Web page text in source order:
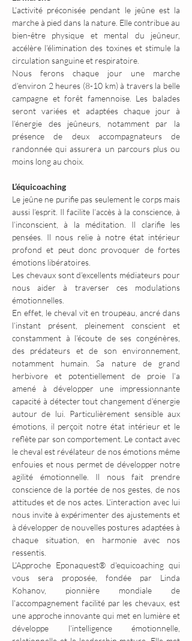
L’activité préconisée pendant le jeûne est la
marche à pied dans la nature. Elle contribue au
bien-être physique et mental du jeûneur,
accélère l’élimination des toxines et stimule la
circulation sanguine et respiratoire.
Nous ferons chaque jour une marche
d’environ 2 heures (8-10 km) à travers la belle
campagne et forêt famennoise. Les balades
seront variées et adaptées chaque jour à
l’énergie des jeûneurs, notamment par la
présence de deux accompagnateurs de
randonnée qui assurera un parcours plus ou
moins long au choix.
L’équicoaching
Le jeûne ne purifie pas seulement le corps mais
aussi l’esprit. Il facilite l’accès à la conscience, à
l’inconscient, à la méditation. Il clarifie les
pensées. Il nous relie à notre état intérieur
profond et peut donc provoquer de fortes
émotions libératoires.
Les chevaux sont d’excellents médiateurs pour
nous aider à traverser ces modulations
émotionnelles.
En effet, le cheval vit en troupeau, ancré dans
l’instant présent, pleinement conscient et
constamment à l’écoute de ses congénères,
des prédateurs et de son environnement,
notamment humain. Sa nature de grand
herbivore et potentiellement de proie l’a
amené à développer une impressionnante
capacité à détecter tout changement d’énergie
autour de lui. Particulièrement sensible aux
émotions, il perçoit notre état intérieur et le
reflète par son comportement. Le contact avec
le cheval est révélateur de nos émotions même
enfouies et nous permet de développer notre
agilité émotionnelle. Il nous fait prendre
conscience de la portée de nos gestes, de nos
attitudes et de nos actes. L’interaction avec lui
nous invite à expérimenter des ajustements et
à développer de nouvelles postures adaptées à
chaque situation, en harmonie avec nos
ressentis.
L’Approche Eponaquest® d'equicoaching qui
vous sera proposée, fondée par Linda
Kohanov, pionnière mondiale de
l'accompagnement facilité par les chevaux, est
une approche innovante qui met en lumière et
développe l’intelligence émotionnelle,